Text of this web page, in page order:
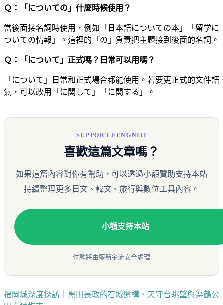
Ｑ：「についての」什麼時候使用？
當後面接名詞時使用，例如「日本語についての本」「留学に
ついての情報」。這裡的「の」負責把主題接到後面的名詞。
Ｑ：「について」正式嗎？日常可以用嗎？
「について」日常和正式場合都能使用。若要更正式的文件語
氣，可以改用「に関して」「に関する」。
SUPPORT FENGNIII
喜歡這篇文章嗎？
如果這篇內容對你有幫助，可以透過小額贊助支持本站
持續整理更多日文、韓文、旅行與數位工具內容。
小額支持本站
付款將由藍新金流安全處理
文
福岡城深度探訪｜黑田長政的石城遺構、天守台眺望與舞鶴公